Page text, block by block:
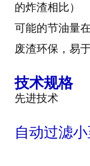
的炸渣相比）
可能的节油量
废渣环保，易
技术规格
先进技术
自动过滤